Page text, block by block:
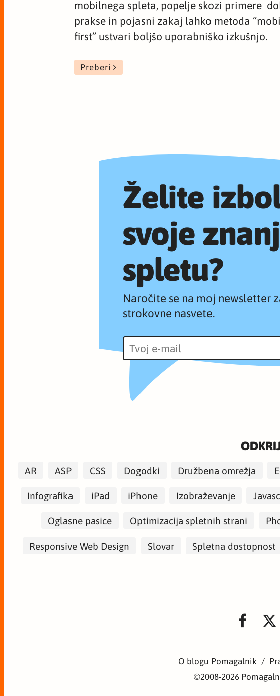
mobilnega spleta, popelje skozi primere
prakse in pojasni zakaj lahko metoda
first” ustvari boljšo uporabniško izkušnjo.
Preberi
Želite
svoje
spletu?
Naročite se na moj newsletter
strokovne nasvete.
AR ASP CSS Dogodki Družbena omrežja
Infografika iPad iPhone Izobraževanje
Oglasne pasice Optimizacija spletnih strani
Responsive Web Design Slovar Spletna dostopnost
O blogu Pomagalnik /
©2008-2026